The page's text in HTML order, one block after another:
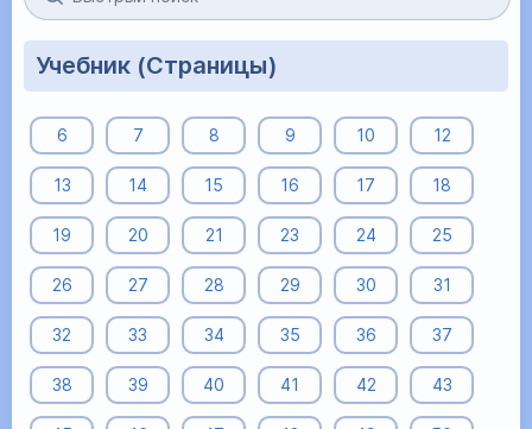
Учебник (Страницы)
6 7 8 9 10 12
13 14 15 16 17 18
19 20 21 23 24 25
26 27 28 29 30 31
32 33 34 35 36 37
38 39 40 41 42 43